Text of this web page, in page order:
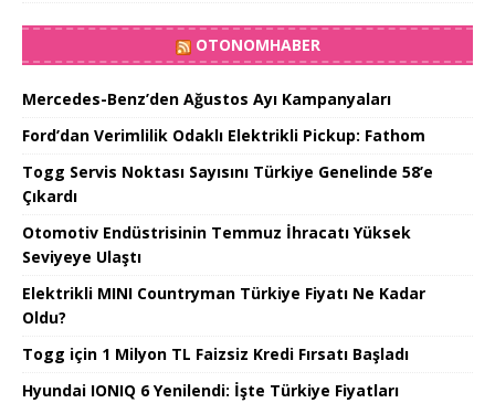
OTONOMHABER
Mercedes-Benz’den Ağustos Ayı Kampanyaları
Ford’dan Verimlilik Odaklı Elektrikli Pickup: Fathom
Togg Servis Noktası Sayısını Türkiye Genelinde 58’e
Çıkardı
Otomotiv Endüstrisinin Temmuz İhracatı Yüksek
Seviyeye Ulaştı
Elektrikli MINI Countryman Türkiye Fiyatı Ne Kadar
Oldu?
Togg için 1 Milyon TL Faizsiz Kredi Fırsatı Başladı
Hyundai IONIQ 6 Yenilendi: İşte Türkiye Fiyatları